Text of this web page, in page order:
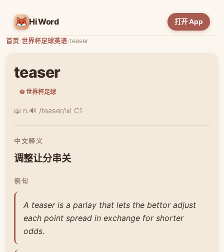
HiWord 打开 App
首页›世界杯足球英语›teaser
teaser
⚽ 世界杯足球
📖 n.🔊 /teaser/📊 C1
中文释义
调整让分串关
例句
A teaser is a parlay that lets the bettor adjust
each point spread in exchange for shorter
odds.